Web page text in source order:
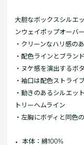
大胆なボックスシルエ
ンウェイポップオーバ
・クリーンなハリ感の
・配色ラインとブラン
・ヌケ感を演出するボ
・袖口は配色ストライ
・動きのあるシルエッ
トリーヘムライン
・左胸にボディと同色
本体：綿100%